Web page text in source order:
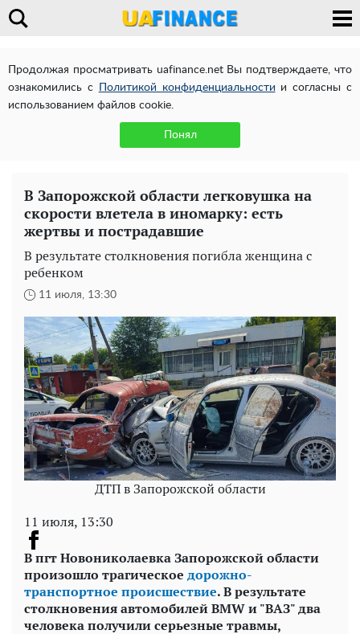
Продолжая просматривать uafinance.net Вы подтверждаете, что
ознакомились с
Политикой конфиденциальности и согласны с
использованием файлов cookie.
Понял
В Запорожской области легковушка на
скорости влетела в иномарку: есть
жертвы и пострадавшие
В результате столкновения погибла женщина с
ребенком
11 июля, 13:30
ДТП в Запорожской области
11 июля, 13:30
В пгт Новониколаевка Запорожской области
произошло трагическое дорожно-
транспортное происшествие. В результате
столкновения автомобилей BMW и "ВАЗ" два
человека получили серьезные травмы,